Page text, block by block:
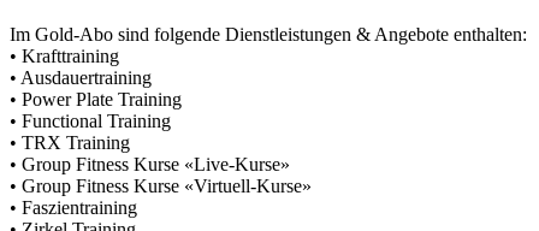
Im Gold-Abo sind folgende Dienstleistungen & Angebote enthalten:
• Krafttraining
• Ausdauertraining
• Power Plate Training
• Functional Training
• TRX Training
• Group Fitness Kurse «Live-Kurse»
• Group Fitness Kurse «Virtuell-Kurse»
• Faszientraining